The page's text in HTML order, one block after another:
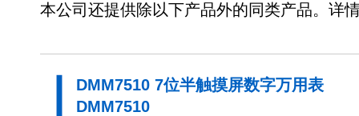
本公司还提供除以下产品外的同类产品。详
DMM7510 7位半触摸屏数字万用表
DMM7510